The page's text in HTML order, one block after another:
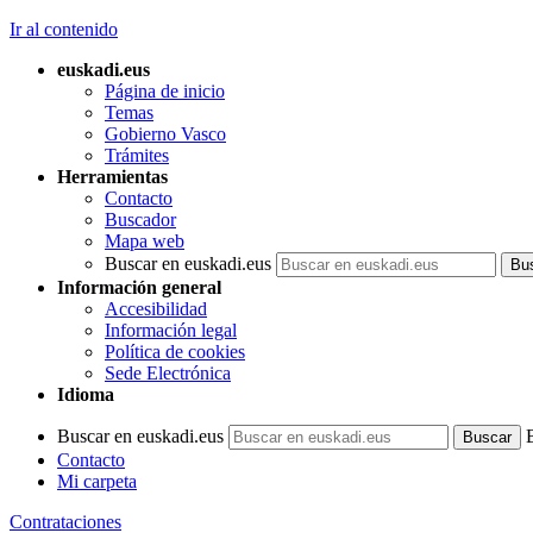
Ir al contenido
euskadi.eus
Página de inicio
Temas
Gobierno Vasco
Trámites
Herramientas
Contacto
Buscador
Mapa web
Buscar en euskadi.eus
Información general
Accesibilidad
Información legal
Política de cookies
Sede Electrónica
Idioma
Buscar en euskadi.eus
Contacto
Mi carpeta
Contrataciones